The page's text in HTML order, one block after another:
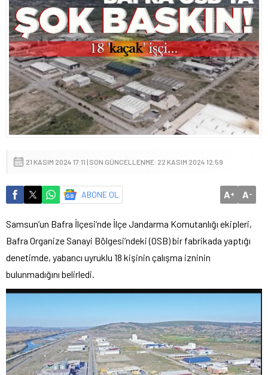
21 KASIM 2024 17:11 | SON GÜNCELLENME: 22 KASIM 2024 12:59
ABONE OL A+ A-
Samsun’un Bafra İlçesi’nde İlçe Jandarma Komutanlığı ekipleri,
Bafra Organize Sanayi Bölgesi’ndeki (OSB) bir fabrikada yaptığı
denetimde, yabancı uyruklu 18 kişinin çalışma izninin
bulunmadığını belirledi.